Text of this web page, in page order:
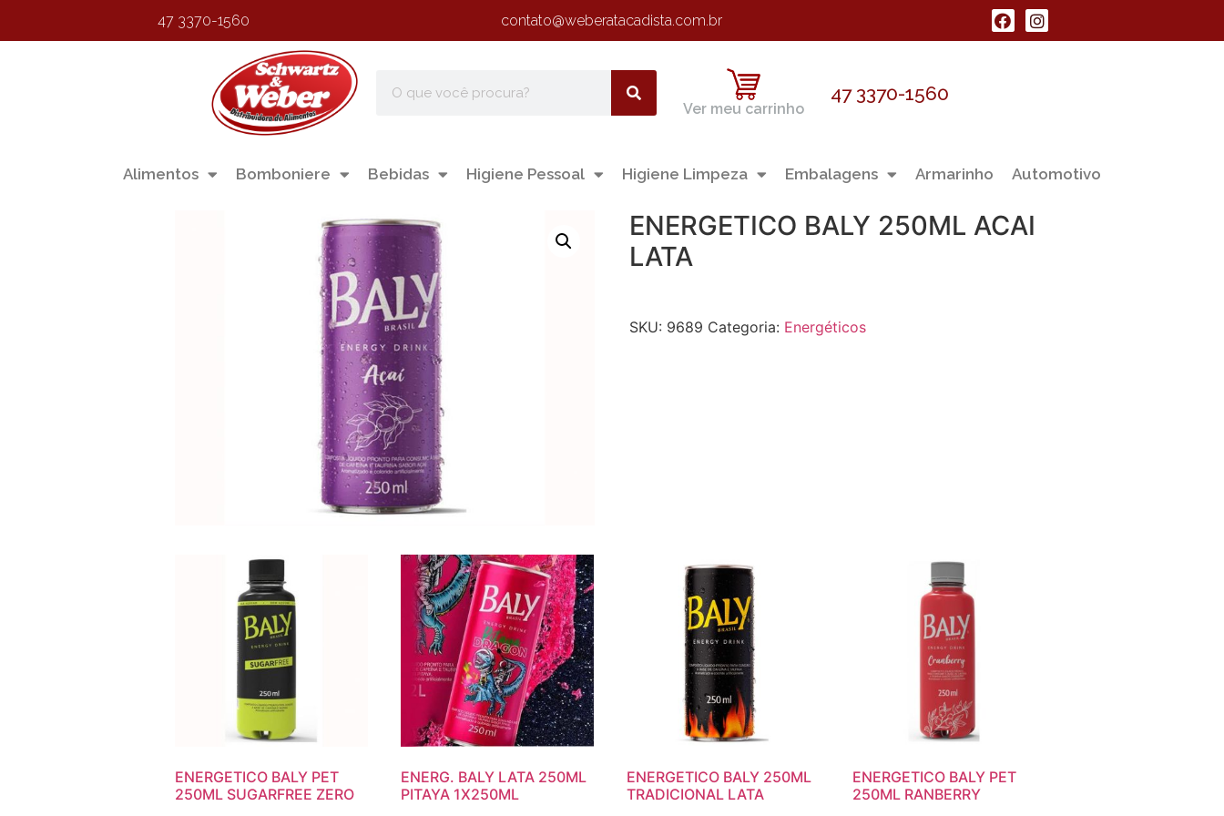
47 3370-1560 contato@weberatacadista.com.br
Ver meu carrinho
47 3370-1560
Alimentos Bomboniere Bebidas Higiene Pessoal Higiene Limpeza Embalagens Armarinho Automotivo
ENERGETICO BALY 250ML ACAI
LATA
SKU: 9689 Categoria: Energéticos
ENERGETICO BALY PET
250ML SUGARFREE ZERO
ENERG. BALY LATA 250ML
PITAYA 1X250ML
ENERGETICO BALY 250ML
TRADICIONAL LATA
ENERGETICO BALY PET
250ML RANBERRY